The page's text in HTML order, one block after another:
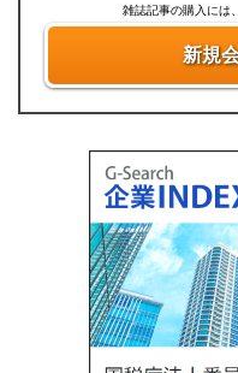
雑誌記事の購入には
新規